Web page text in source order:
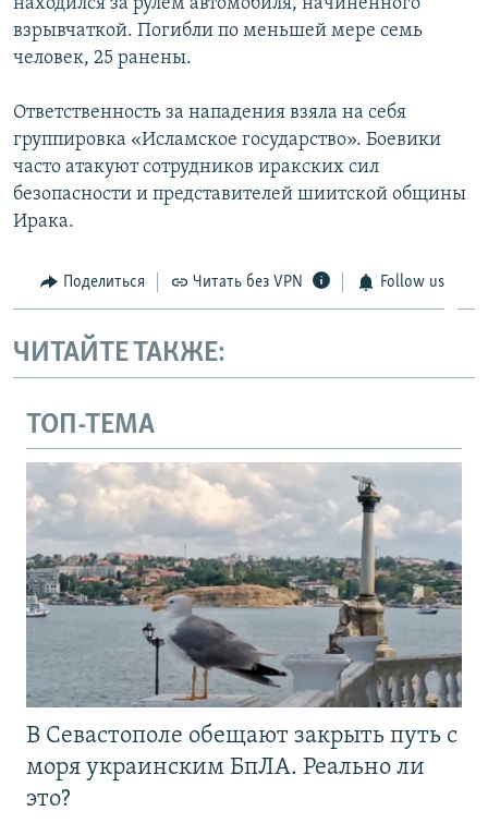
взрывчаткой. Погибли по меньшей мере семь
человек, 25 ранены.
Ответственность за нападения взяла на себя
группировка «Исламское государство». Боевики
часто атакуют сотрудников иракских сил
безопасности и представителей шиитской общины
Ирака.
Поделиться Читать без VPN Follow us
ЧИТАЙТЕ ТАКЖЕ:
ТОП-ТЕМА
В Севастополе обещают закрыть путь с
моря украинским БпЛА. Реально ли
это?